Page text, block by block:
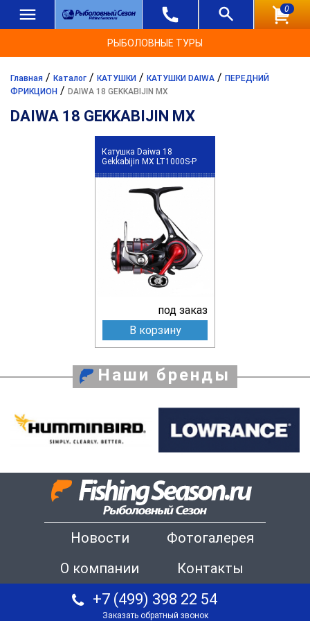
0
РЫБОЛОВНЫЕ ТУРЫ
Главная / Каталог / КАТУШКИ / КАТУШКИ DAIWA / ПЕРЕДНИЙ
ФРИКЦИОН / DAIWA 18 GEKKABIJIN MX
DAIWA 18 GEKKABIJIN MX
Катушка Daiwa 18
Gekkabijin MX LT1000S-P
под заказ
В корзину
Наши бренды
Новости
Фотогалерея
О компании
Контакты
+7 (499) 398 22 54
Заказать обратный звонок